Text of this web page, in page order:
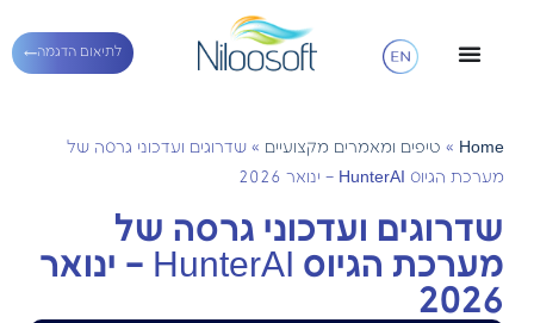
לתיאום הדגמה
Home
» טיפים ומאמרים מקצועיים » שדרוגים ועדכוני גרסה של
מערכת הגיוס HunterAI – ינואר 2026
שדרוגים ועדכוני גרסה של
מערכת הגיוס HunterAI – ינואר
2026